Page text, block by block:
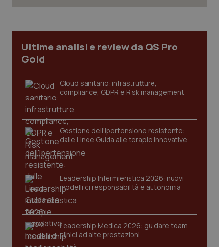
Ultime analisi e review da QS Pro
Gold
Cloud sanitario: infrastrutture,
compliance, GDPR e Risk management
Gestione dell'Ipertensione resistente:
dalle Linee Guida alle terapie innovative
Leadership Infermieristica 2026: nuovi
modelli di responsabilità e autonomia
Leadership Medica 2026: guidare team
clinici ad alte prestazioni
CookieScriptConsent
CookieScript
5
tracking-sites-ironfish-
tracking-enable
www.quotidianosanita.it
tracking-sites-ironfish-
session-id
www.quotidianosanita.it